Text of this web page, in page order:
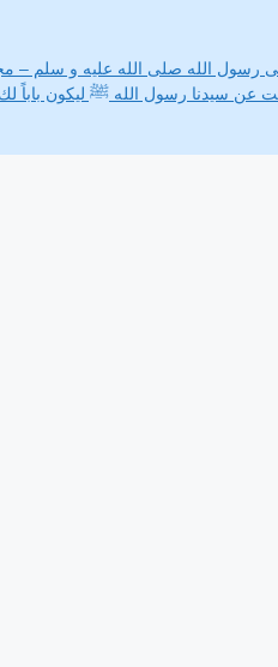
e
b
s
t
s
t
رسول الله صلى الله عليه و سلم –
عن سيدنا رسول الله ﷺ ليكون باباً